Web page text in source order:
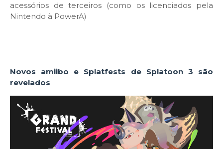
acessórios de terceiros (como os licenciados pela
Nintendo à PowerA)
Novos amiibo e Splatfests de Splatoon 3 são
revelados